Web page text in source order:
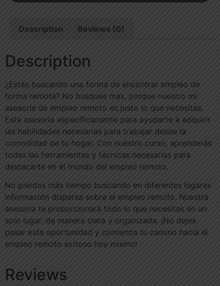
Description Reviews (0)
Description
¿Estás buscando una forma de encontrar empleo de
forma remota? No busques más, porque nuestro mi
asesoria de empleo remoto es justo lo que necesitas.
Esta asesoria específicamente para ayudarte a adquirir
las habilidades necesarias para trabajar desde la
comodidad de tu hogar. Con nuestro curso, aprenderás
todas las herramientas y técnicas necesarias para
destacarte en el mundo del empleo remoto.
No pierdas más tiempo buscando en diferentes lugares
información dispersa sobre el empleo remoto. Nuestra
asesoria te proporcionará todo lo que necesitas en un
solo lugar, de manera clara y organizada. ¡No dejes
pasar esta oportunidad y comienza tu camino hacia el
empleo remoto exitoso hoy mismo!
Reviews